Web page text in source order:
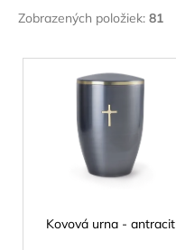
Zobrazených položiek: 81
V
Kovová urna - antracit